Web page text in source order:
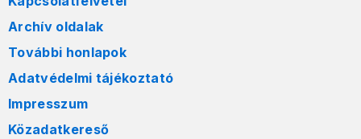
Archív oldalak
További honlapok
Adatvédelmi tájékoztató
Impresszum
Közadatkereső